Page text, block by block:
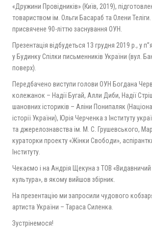
«Дружини Провідників» (Київ, 2019),
товариством ім. Ольги Басараб та Олени
присвячене 90-літтю заснування ОУН.
Презентація відбудеться 13 грудня 2019 р., у
у Будинку Спілки письменників України (вул.
поверх).
Передбачено виступи голови ОУН Богдана
колежанок – Надії Бугай, Алли Диби, Надії
шановних істориків – Аліни Понипаляк
історії України), Юрія Черченка з Інституту
та джерелознавства ім. М. С. Грушевського,
кураторки проекту «Жінки Свободи»,
Інституту.
Чекаємо і на Андрія Щекуна з ТОВ «Видавничий
культура», в якому вийшов збірник.
На презентацію ми запросили чудового
артиста України – Тараса Силенка.
Зустрінемося!